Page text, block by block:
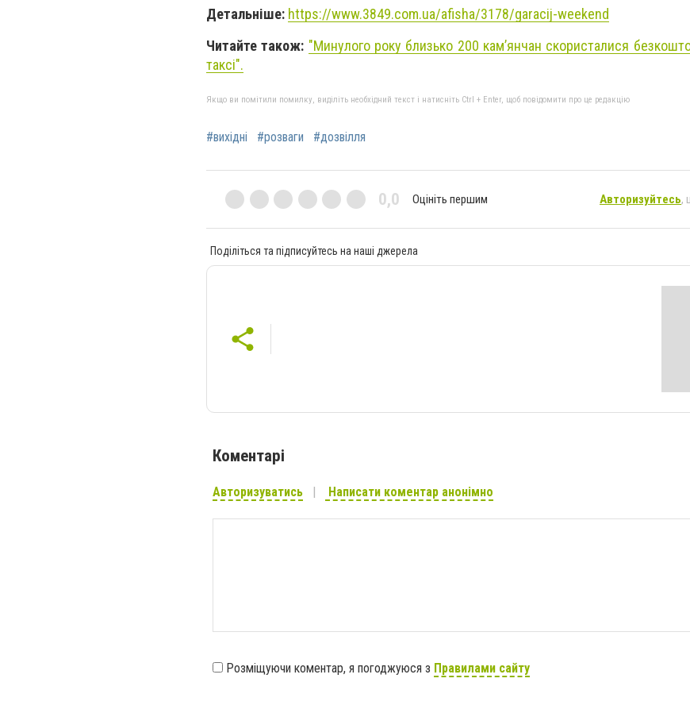
Детальніше: https://www.3849.com.ua/afisha/3178/garacij-weekend
Читайте також: "Минулого року близько 200 кам’янчан скористалися
таксі".
Якщо ви помітили помилку, виділіть необхідний текст і натисніть Ctrl + Enter, щоб повідомити про це редакцію
#вихідні #розваги #дозвілля
0,0 Оцініть першим Авторизуйтесь,
Поділіться та підписуйтесь на наші джерела
Коментарі
Авторизуватись Написати коментар анонімно
Розміщуючи коментар, я погоджуюся з Правилами сайту